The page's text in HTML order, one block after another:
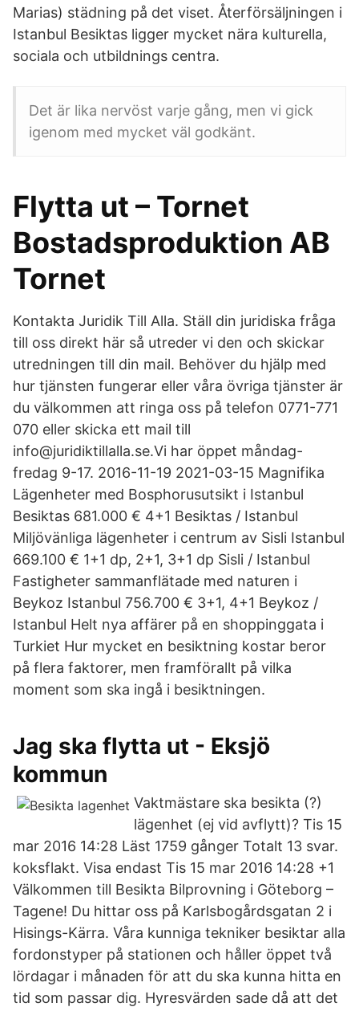
Marias) städning på det viset. Återförsäljningen i
Istanbul Besiktas ligger mycket nära kulturella,
sociala och utbildnings centra.
Det är lika nervöst varje gång, men vi gick
igenom med mycket väl godkänt.
Flytta ut – Tornet
Bostadsproduktion AB
Tornet
Kontakta Juridik Till Alla. Ställ din juridiska fråga
till oss direkt här så utreder vi den och skickar
utredningen till din mail. Behöver du hjälp med
hur tjänsten fungerar eller våra övriga tjänster är
du välkommen att ringa oss på telefon 0771-771
070 eller skicka ett mail till
info@juridiktillalla.se.Vi har öppet måndag-
fredag 9-17. 2016-11-19 2021-03-15 Magnifika
Lägenheter med Bosphorusutsikt i Istanbul
Besiktas 681.000 € 4+1 Besiktas / Istanbul
Miljövänliga lägenheter i centrum av Sisli Istanbul
669.100 € 1+1 dp, 2+1, 3+1 dp Sisli / Istanbul
Fastigheter sammanflätade med naturen i
Beykoz Istanbul 756.700 € 3+1, 4+1 Beykoz /
Istanbul Helt nya affärer på en shoppinggata i
Turkiet Hur mycket en besiktning kostar beror
på flera faktorer, men framförallt på vilka
moment som ska ingå i besiktningen.
Jag ska flytta ut - Eksjö
kommun
Vaktmästare ska besikta (?)
lägenhet (ej vid avflytt)? Tis 15
mar 2016 14:28 Läst 1759 gånger Totalt 13 svar.
koksfl­akt. Visa endast Tis 15 mar 2016 14:28 +1
Välkommen till Besikta Bilprovning i Göteborg –
Tagene! Du hittar oss på Karlsbogårdsgatan 2 i
Hisings-Kärra. Våra kunniga tekniker besiktar alla
fordonstyper på stationen och håller öppet två
lördagar i månaden för att du ska kunna hitta en
tid som passar dig. Hyresvärden sade då att det